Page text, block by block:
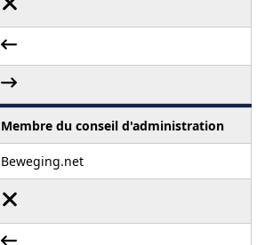
Membre du conseil d'administration
Beweging.net